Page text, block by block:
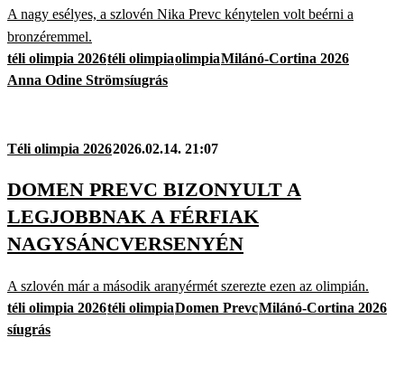
A nagy esélyes, a szlovén Nika Prevc kénytelen volt beérni a
bronzéremmel.
téli olimpia 2026téli olimpiaolimpiaMilánó-Cortina 2026
Anna Odine Strömsíugrás
Téli olimpia 20262026.02.14. 21:07
DOMEN PREVC BIZONYULT A
LEGJOBBNAK A FÉRFIAK
NAGYSÁNCVERSENYÉN
A szlovén már a második aranyérmét szerezte ezen az olimpián.
téli olimpia 2026téli olimpiaDomen PrevcMilánó-Cortina 2026
síugrás